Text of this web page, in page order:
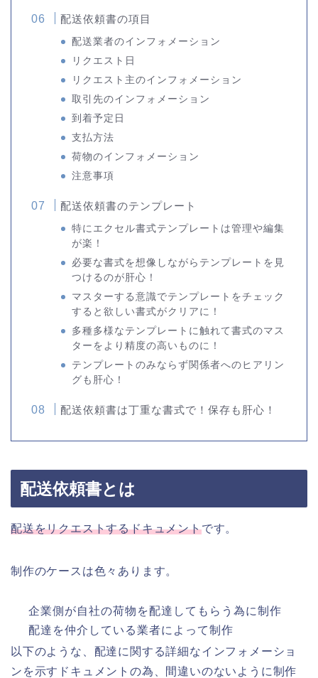
配送依頼書の項目
配送業者のインフォメーション
リクエスト日
リクエスト主のインフォメーション
取引先のインフォメーション
到着予定日
支払方法
荷物のインフォメーション
注意事項
配送依頼書のテンプレート
特にエクセル書式テンプレートは管理や編集
が楽！
必要な書式を想像しながらテンプレートを見
つけるのが肝心！
マスターする意識でテンプレートをチェック
すると欲しい書式がクリアに！
多種多様なテンプレートに触れて書式のマス
ターをより精度の高いものに！
テンプレートのみならず関係者へのヒアリン
グも肝心！
配送依頼書は丁重な書式で！保存も肝心！
配送依頼書とは
配送をリクエストするドキュメントです。
制作のケースは色々あります。
企業側が自社の荷物を配達してもらう為に制作
配達を仲介している業者によって制作
以下のような、配達に関する詳細なインフォメーショ
ンを示すドキュメントの為、間違いのないように制作